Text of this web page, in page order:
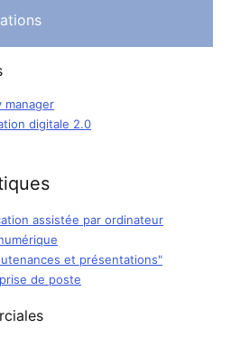
manager
digitale 2.0
assistée par ordinateur
et présentations"
de poste